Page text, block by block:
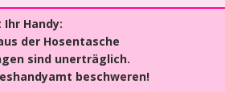
Handy:
der Hosentasche
sind unerträglich.
beschweren!